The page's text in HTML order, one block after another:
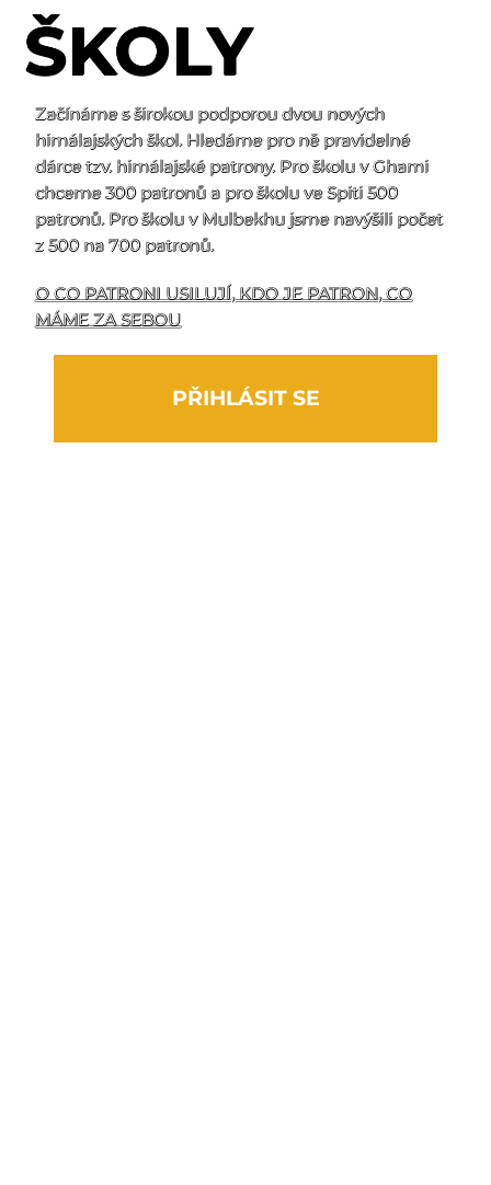
ŠKOLY
Začínáme s širokou podporou dvou nových
himálajských škol. Hledáme pro ně pravidelné
dárce tzv. himálajské patrony. Pro školu v Ghami
chceme 300 patronů a pro školu ve Spiti 500
patronů. Pro školu v Mulbekhu jsme navýšili počet
z 500 na 700 patronů.
PŘIHLÁSIT SE
O CO PATRONI USILUJÍ, KDO JE PATRON, CO
MÁME ZA SEBOU